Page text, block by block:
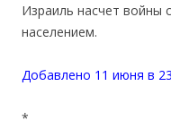
Израиль насчет войны
населением.
Добавлено 11 июня в
*